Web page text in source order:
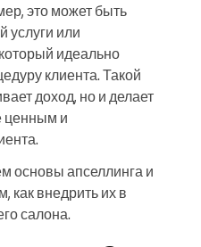
это может быть
услуги или
идеально
клиента. Такой
доход, но и делает
ценным и
основы апселлинга и
как внедрить их в
салона.